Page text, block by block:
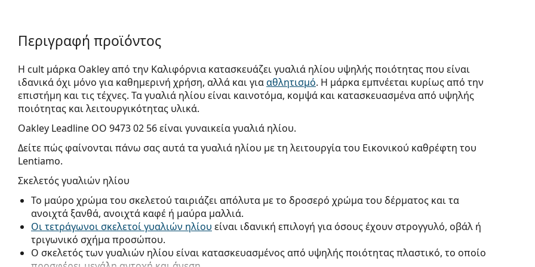
Περιγραφή προϊόντος
Η cult μάρκα Oakley από την Καλιφόρνια κατασκευάζει γυαλιά ηλίου υψηλής ποιότητας που είναι
ιδανικά όχι μόνο για καθημερινή χρήση, αλλά και γιααθλητισμό. Η μάρκα εμπνέεται κυρίως από την
επιστήμη και τις τέχνες. Τα γυαλιά ηλίου είναι καινοτόμα, κομψά και κατασκευασμένα από υψηλής
ποιότητας και λειτουργικότητας υλικά.
Oakley Leadline OO 9473 02 56είναι γυναικεία γυαλιά ηλίου.
Δείτε πώς φαίνονται πάνω σας αυτά τα γυαλιά ηλίου με τη λειτουργία του Εικονικού καθρέφτη του
Lentiamo.
Σκελετός γυαλιών ηλίου
Το μαύρο χρώμα του σκελετού ταιριάζει απόλυτα με το δροσερό χρώμα του δέρματος και τα
ανοιχτά ξανθά, ανοιχτά καφέ ή μαύρα μαλλιά.
Οι τετράγωνοι σκελετοί γυαλιών ηλίου είναι ιδανική επιλογή για όσους έχουν στρογγυλό, οβάλ ή
τριγωνικό σχήμα προσώπου.
Ο σκελετός των γυαλιών ηλίου είναι κατασκευασμένος από υψηλής ποιότητας πλαστικό, το οποίο